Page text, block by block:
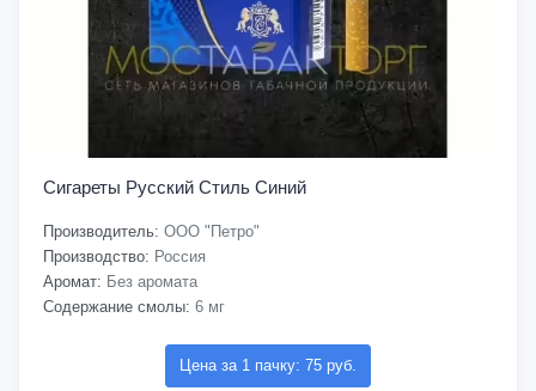
Сигареты Русский Стиль Синий
Производитель: ООО "Петро"
Производство: Россия
Аромат: Без аромата
Содержание смолы: 6 мг
Цена за 1 пачку: 75 руб.